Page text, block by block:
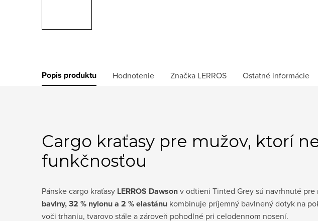
Popis produktu Hodnotenie Značka LERROS Ostatné informácie
Cargo kraťasy pre mužov, ktorí
funkčnosťou
Pánske cargo kraťasy LERROS Dawsonv odtieni Tinted Grey sú navrhnuté
bavlny, 32 % nylonu a 2 % elastánu kombinuje príjemný bavlnený dotyk na
voči trhaniu, tvarovo stále a zároveň pohodlné pri celodennom nosení.